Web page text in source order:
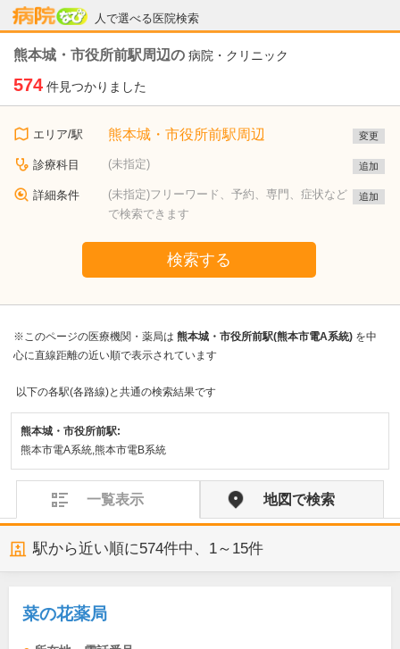
人で選べる医院検索
病院なび
熊本城・市役所前駅周辺の 病院・クリニック
574 件見つかりました
エリア/駅 熊本城・市役所前駅周辺 変更
診療科目 (未指定) 追加
詳細条件
(未指定)フリーワード、予約、専門、症状など
で検索できます
追加
検索する
※このページの医療機関・薬局は 熊本城・市役所前駅(熊本市電A系統) を中
心に直線距離の近い順で表示されています
以下の各駅(各路線)と共通の検索結果です
熊本城・市役所前駅:
熊本市電A系統,熊本市電B系統
一覧表示 地図で検索
駅から近い順に574件中、 1～15件
菜の花薬局